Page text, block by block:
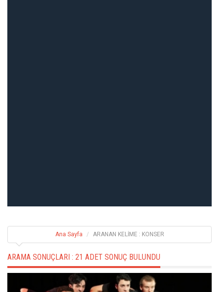
Ana Sayfa ARANAN KELİME : KONSER
ARAMA SONUÇLARI : 21 ADET SONUÇ BULUNDU